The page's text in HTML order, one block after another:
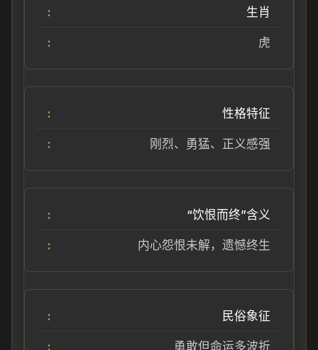
生肖
虎
性格特征
刚烈、勇猛、正义感强
“饮恨而终”含义
内心怨恨未解，遗憾终生
民俗象征
勇敢但命运多波折